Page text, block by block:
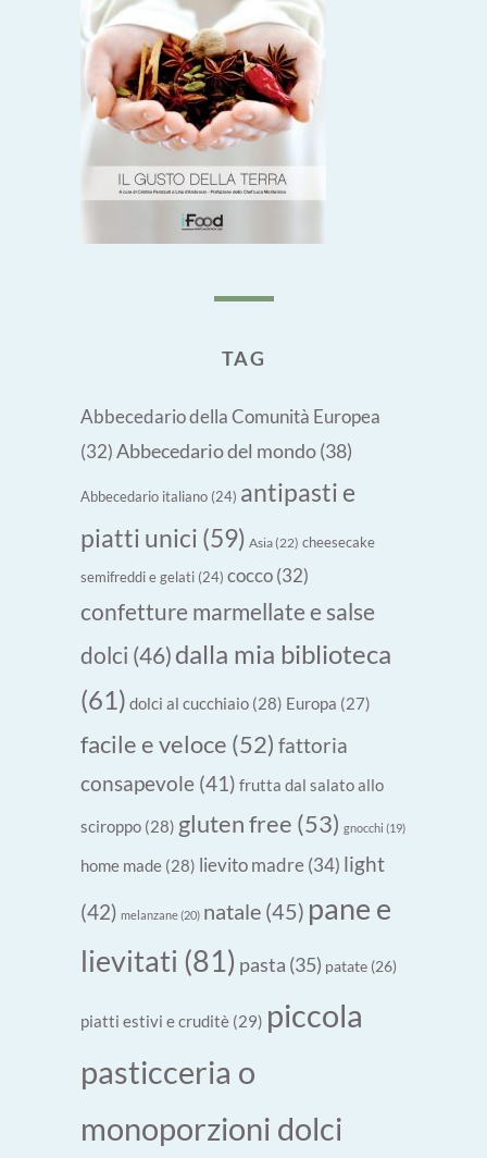
TAG
Abbecedario della Comunità Europea
(32) Abbecedario del mondo(38)
Abbecedario italiano (24) antipasti e
piatti unici (59) Asia(22) cheesecake
semifreddi e gelati (24) cocco (32)
confetture marmellate e salse
dolci (46) dalla mia biblioteca
(61) dolci al cucchiaio (28) Europa (27)
facile e veloce (52) fattoria
consapevole (41) frutta dal salato allo
sciroppo (28) gluten free (53) gnocchi (19)
home made (28) lievito madre(34) light
(42) melanzane(20) natale (45) pane e
lievitati (81) pasta (35) patate (26)
piatti estivi e cruditè (29) piccola
pasticceria o
monoporzioni dolci